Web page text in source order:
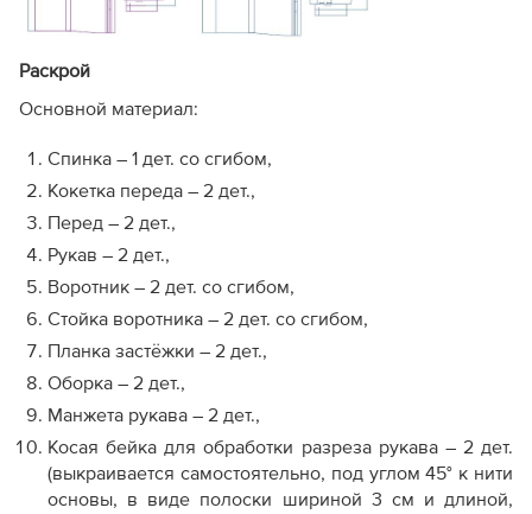
Раскрой
Основной материал:
Спинка – 1 дет. со сгибом,
Кокетка переда – 2 дет.,
Перед – 2 дет.,
Рукав – 2 дет.,
Воротник – 2 дет. со сгибом,
Стойка воротника – 2 дет. со сгибом,
Планка застёжки – 2 дет.,
Оборка – 2 дет.,
Манжета рукава – 2 дет.,
Косая бейка для обработки разреза рукава – 2 дет.
(выкраивается самостоятельно, под углом 45° к нити
основы, в виде полоски шириной 3 см и длиной,